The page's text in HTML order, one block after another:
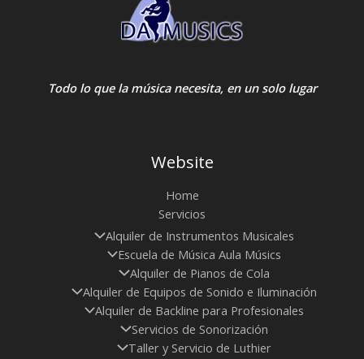
Todo lo que la música necesita, en un solo lugar
Website
Home
Servicios
Alquiler de Instrumentos Musicales
Escuela de Música Aula Músics
Alquiler de Pianos de Cola
Alquiler de Equipos de Sonido e Iluminación
Alquiler de Backline para Profesionales
Servicios de Sonorización
Taller y Servicio de Luthier